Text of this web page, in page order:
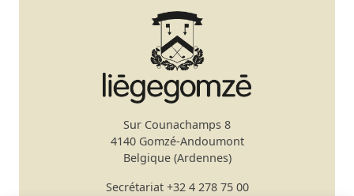
Sur Counachamps 8
4140 Gomzé-Andoumont
Belgique (Ardennes)
Secrétariat+32 4 278 75 00